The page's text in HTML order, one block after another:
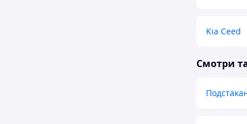
Kia Ceed
Смотри